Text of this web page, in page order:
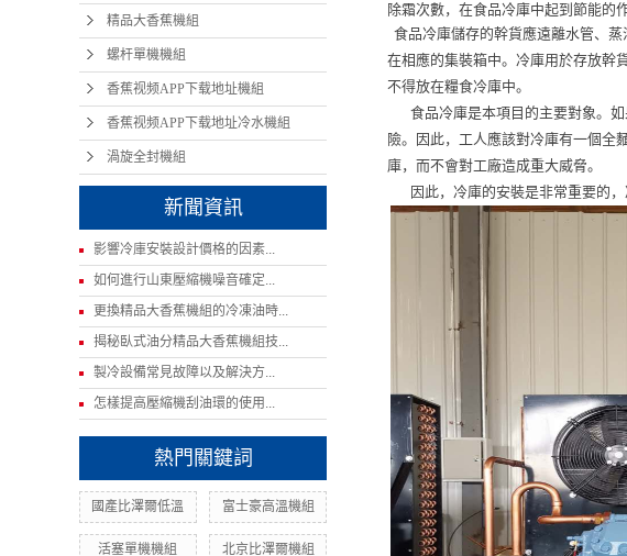
精品大香蕉機組
螺杆單機機組
香蕉视频APP下载地址機組
香蕉视频APP下载地址冷水機組
渦旋全封機組
新聞資訊
影響冷庫安裝設計價格的因素...
如何進行山東壓縮機噪音確定...
更換精品大香蕉機組的冷凍油時...
揭秘臥式油分精品大香蕉機組技...
製冷設備常見故障以及解決方...
怎樣提高壓縮機刮油環的使用...
熱門關鍵詞
國產比澤爾低溫 富士豪高溫機組
活塞單機機組 北京比澤爾機組
除霜次數，在食品冷庫中起到節能的
食品冷庫儲存的幹貨應遠離水管、
在相應的集裝箱中。冷庫用於存放幹
不得放在糧食冷庫中。
食品冷庫是本項目的主要對象。如
險。因此，工人應該對冷庫有一個全
庫，而不會對工廠造成重大威脅。
因此，冷庫的安裝是非常重要的，